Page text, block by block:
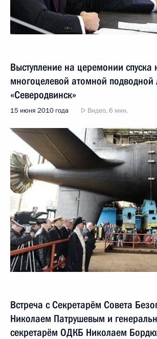
Выступление на церемонии спуска
многоцелевой атомной подводной
«Северодвинск»
15 июня 2010 года Видео, 6 мин.
Встреча с Секретарём Совета
Николаем Патрушевым и
секретарём ОДКБ Николаем